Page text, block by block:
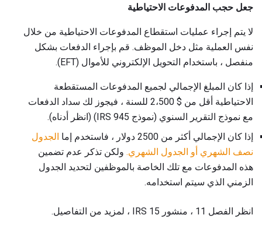
جعل حجب المدفوعات الاحتياطية
لا يتم إجراء عمليات استقطاع المدفوعات الاحتياطية من خلال
نفس العملية مثل دخل الموظف. قم بإجراء الدفعات بشكل
منفصل ، باستخدام التحويل الإلكتروني للأموال (EFT).
إذا كان المبلغ الإجمالي لجميع المدفوعات المستقطعة
الاحتياطية أقل من $ 2،500 للسنة ، فيجوز لك سداد الدفعات
مع نموذج التقرير السنوي (نموذج IRS 945) (انظر أدناه).
إذا كان الإجمالي أكثر من 2500 دولار ، فاستخدم إما
الجدول
نصف الشهري أو الجدول الشهري. ولكن تذكر عدم تضمين
هذه المدفوعات مع تلك الخاصة بالموظفين لتحديد الجدول
الزمني الذي سيتم استخدامه.
انظر الفصل 11 ، منشور IRS 15 ، لمزيد من التفاصيل.